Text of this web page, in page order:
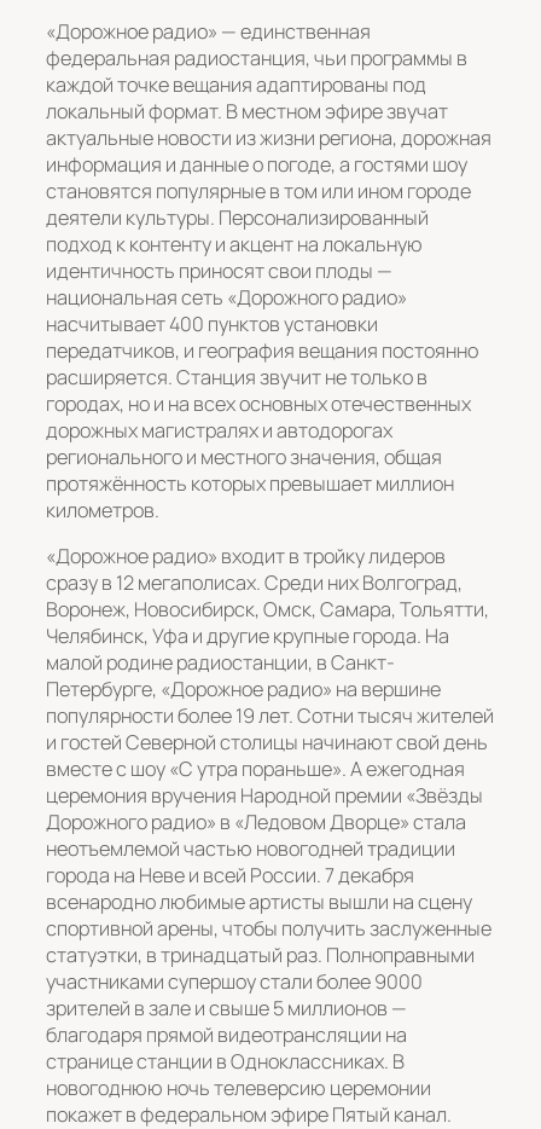
«Дорожное радио» — единственная
федеральная радиостанция, чьи программы в
каждой точке вещания адаптированы под
локальный формат. В местном эфире звучат
актуальные новости из жизни региона, дорожная
информация и данные о погоде, а гостями шоу
становятся популярные в том или ином городе
деятели культуры. Персонализированный
подход к контенту и акцент на локальную
идентичность приносят свои плоды —
национальная сеть «Дорожного радио»
насчитывает 400 пунктов установки
передатчиков, и география вещания постоянно
расширяется. Станция звучит не только в
городах, но и на всех основных отечественных
дорожных магистралях и автодорогах
регионального и местного значения, общая
протяжённость которых превышает миллион
километров.
«Дорожное радио» входит в тройку лидеров
сразу в 12 мегаполисах. Среди них Волгоград,
Воронеж, Новосибирск, Омск, Самара, Тольятти,
Челябинск, Уфа и другие крупные города. На
малой родине радиостанции, в Санкт-
Петербурге, «Дорожное радио» на вершине
популярности более 19 лет. Сотни тысяч жителей
и гостей Северной столицы начинают свой день
вместе с шоу «С утра пораньше». А ежегодная
церемония вручения Народной премии «Звёзды
Дорожного радио» в «Ледовом Дворце» стала
неотъемлемой частью новогодней традиции
города на Неве и всей России. 7 декабря
всенародно любимые артисты вышли на сцену
спортивной арены, чтобы получить заслуженные
статуэтки, в тринадцатый раз. Полноправными
участниками супершоу стали более 9000
зрителей в зале и свыше 5 миллионов —
благодаря прямой видеотрансляции на
странице станции в Одноклассниках. В
новогоднюю ночь телеверсию церемонии
покажет в федеральном эфире Пятый канал.